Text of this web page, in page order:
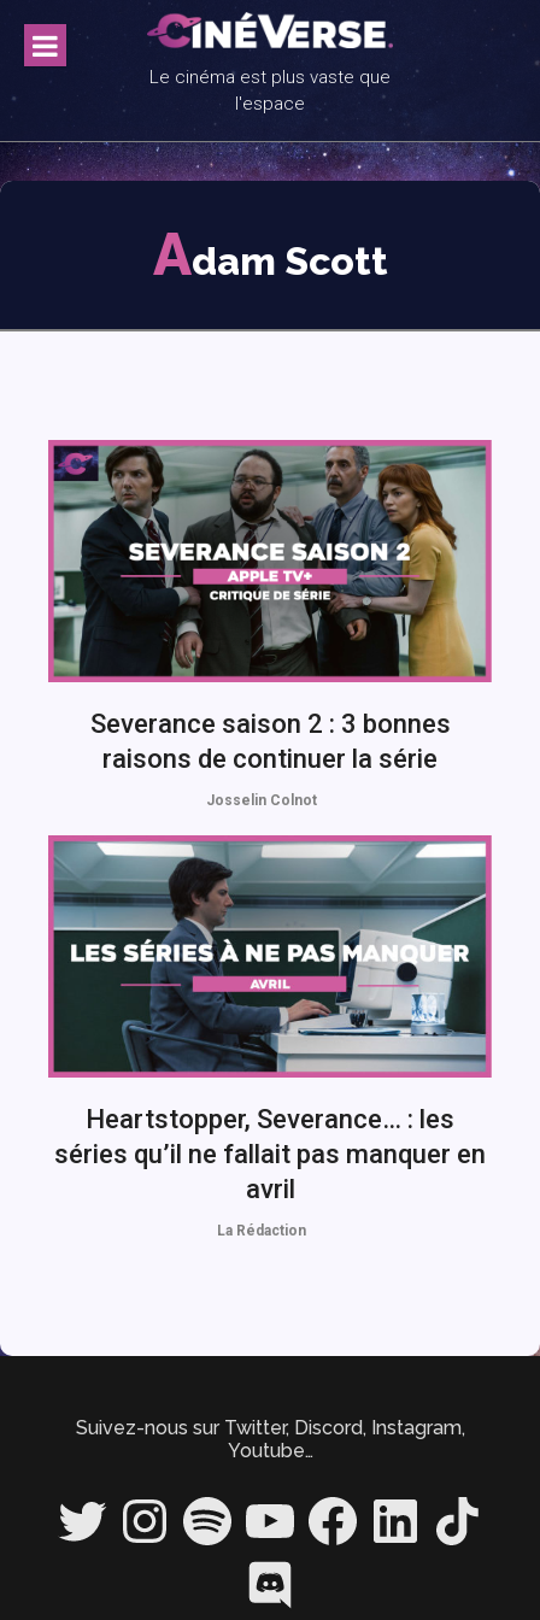
content
Le cinéma est plus vaste que
l'espace
Adam Scott
Severance saison 2 : 3 bonnes
raisons de continuer la série
Josselin Colnot
Heartstopper, Severance… : les
séries qu’il ne fallait pas manquer en
avril
La Rédaction
Suivez-nous sur Twitter, Discord, Instagram,
Youtube…
Twitter InstagramSpotify YouTube FacebookLinkedIn TikTok
Discord